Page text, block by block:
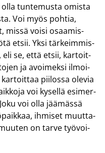
tun­te­mus­ta omis­ta
Voi myös poh­tia,
missä voisi osaa­mis­
etsii. Yksi tär­keim­mis­
eli se, että etsii, kar­toit­
ja avoi­mek­si il­moi­
pii­los­sa ole­via
voi ky­sel­lä esi­mer­
voi olla jää­mäs­sä
ih­mi­set muut­ta­
on tarve työ­voi­